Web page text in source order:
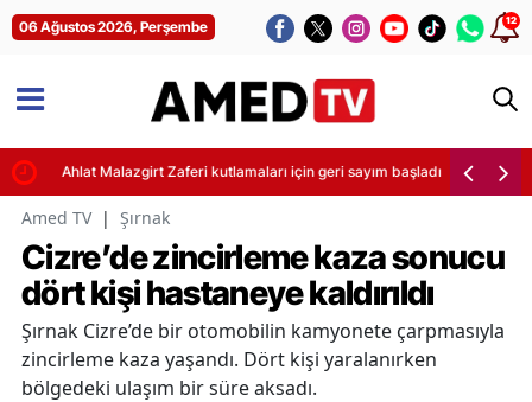
06 Ağustos 2026, Perşembe 12
Ahlat Malazgirt Zaferi kutlamaları için geri sayım başladı
Amed TV | Şırnak
Cizre’de zincirleme kaza sonucu
dört kişi hastaneye kaldırıldı
Şırnak Cizre’de bir otomobilin kamyonete çarpmasıyla
zincirleme kaza yaşandı. Dört kişi yaralanırken
bölgedeki ulaşım bir süre aksadı.